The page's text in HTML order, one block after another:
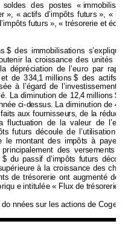
des postes « immobilisat
», « actifs d’impôts futurs », «
futurs », « trésorerie et
$ des immobilisations
utenir la croissance des unités
dépréciation de l’euro par
de 334, 1 millions $ des actifs
à l’égard de l’investissement
La diminution de 12,4 millions $
ci-dessus. La diminution de
s aux fournisseurs, de la réduct
fluctuation de la valeur de
futurs découle de l’utilisation
le montant des impôts à payer.
ement des versements
$ du passif d’impôts futurs
re à la croissance des
de trésorerie ont augmenté de
e intitulée « Flux de trésorerie
do nnées sur les actions de